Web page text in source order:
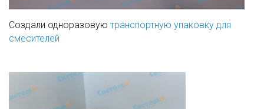
Создали одноразовую транспортную упаковку для
смесителей